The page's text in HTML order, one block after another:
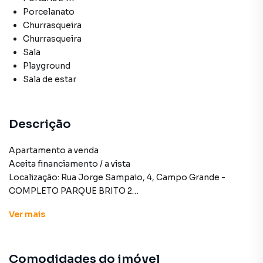
Porcelanato
Churrasqueira
Churrasqueira
Sala
Playground
Sala de estar
Descrição
Apartamento a venda
Aceita financiamento / a vista
Localização: Rua Jorge Sampaio, 4, Campo Grande -
COMPLETO PARQUE BRITO 2
Campo Grande, em Rio de Janeiro. Não encontrou o que
Ver mais
Comodidades do imóvel